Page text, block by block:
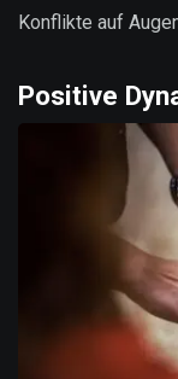
Konflikte auf
Positive